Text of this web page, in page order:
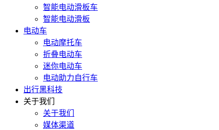
智能电动滑板车
智能电动滑板
电动车
电动摩托车
折叠电动车
迷你电动车
电动助力自行车
出行黑科技
关于我们
关于我们
媒体渠道